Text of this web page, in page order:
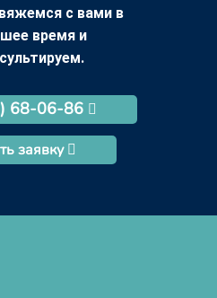
с вами в
время и
68-06-86
заявку